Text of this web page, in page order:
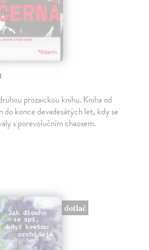
prozaickou knihu. Kniha od
do konce devadesátých let, kdy se
s porevolučním chaosem.
dotlač